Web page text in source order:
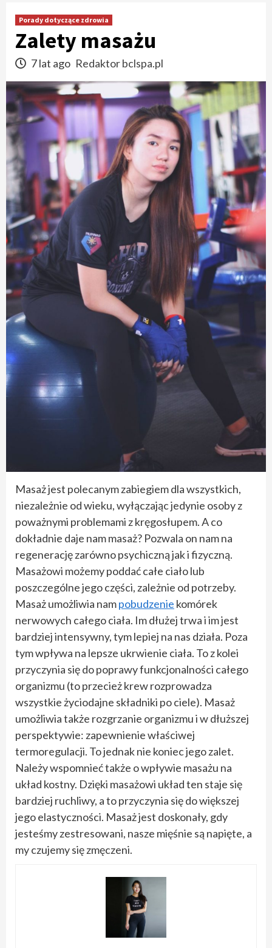
Porady dotyczące zdrowia
Zalety masażu
7 lat ago Redaktor bclspa.pl
Masaż jest polecanym zabiegiem dla wszystkich,
niezależnie od wieku, wyłączając jedynie osoby z
poważnymi problemami z kręgosłupem. A co
dokładnie daje nam masaż? Pozwala on nam na
regenerację zarówno psychiczną jak i fizyczną.
Masażowi możemy poddać całe ciało lub
poszczególne jego części, zależnie od potrzeby.
Masaż umożliwia nampobudzenie komórek
nerwowych całego ciała. Im dłużej trwa i im jest
bardziej intensywny, tym lepiej na nas działa. Poza
tym wpływa na lepsze ukrwienie ciała. To z kolei
przyczynia się do poprawy funkcjonalności całego
organizmu (to przecież krew rozprowadza
wszystkie życiodajne składniki po ciele). Masaż
umożliwia także rozgrzanie organizmu i w dłuższej
perspektywie: zapewnienie właściwej
termoregulacji. To jednak nie koniec jego zalet.
Należy wspomnieć także o wpływie masażu na
układ kostny. Dzięki masażowi układ ten staje się
bardziej ruchliwy, a to przyczynia się do większej
jego elastyczności. Masaż jest doskonały, gdy
jesteśmy zestresowani, nasze mięśnie są napięte, a
my czujemy się zmęczeni.